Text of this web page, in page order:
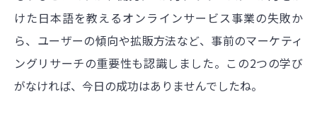
けた日本語を教えるオンラインサービス事業の失敗か
ら、ユーザーの傾向や拡販方法など、事前のマーケティ
ングリサーチの重要性も認識しました。この2つの学び
がなければ、今日の成功はありませんでしたね。